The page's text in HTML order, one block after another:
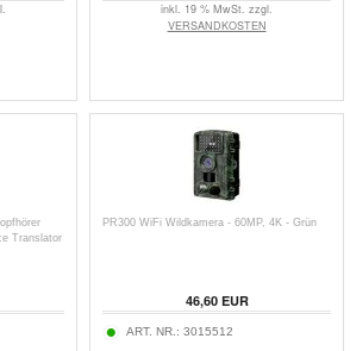
inkl. 19 % MwSt. zzgl.
VERSANDKOSTEN
Translator
PR300 WiFi Wildkamera - 60MP, 4K - Grün
46,60EUR
ART. NR.: 3015512